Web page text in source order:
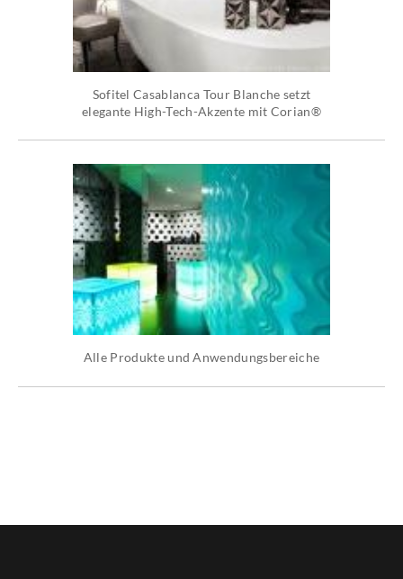
Sofitel Casablanca Tour Blanche setzt
elegante High-Tech-Akzente mit Corian®
Alle Produkte und Anwendungsbereiche